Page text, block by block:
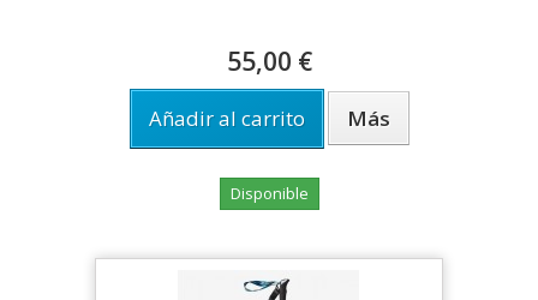
55,00 €
Añadir al carrito Más
Disponible